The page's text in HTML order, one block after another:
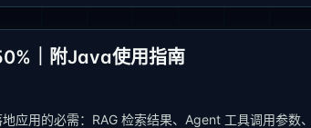
｜附Java使用指南
应用的必需：RAG 检索结果、Agent 工具调用参数